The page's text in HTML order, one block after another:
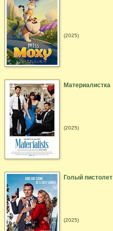
(2025)
Материалистка
(2025)
Голый пистолет
(2025)